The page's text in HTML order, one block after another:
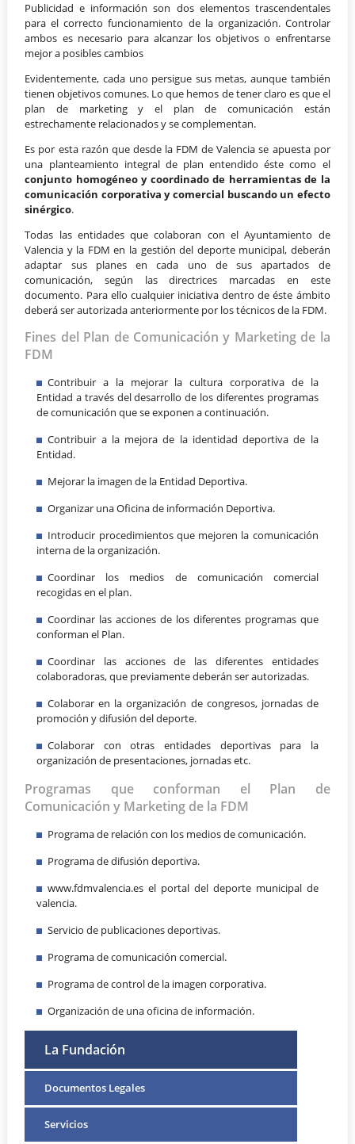
Publicidad e información son dos elementos trascendentales
para el correcto funcionamiento de la organización. Controlar
ambos es necesario para alcanzar los objetivos o enfrentarse
mejor a posibles cambios
Evidentemente, cada uno persigue sus metas, aunque también
tienen objetivos comunes. Lo que hemos de tener claro es que el
plan de marketing y el plan de comunicación están
estrechamente relacionados y se complementan.
Es por esta razón que desde la FDM de Valencia se apuesta por
una planteamiento integral de plan entendido éste como el
conjunto homogéneo y coordinado de herramientas de la
comunicación corporativa y comercial buscando un efecto
sinérgico.
Todas las entidades que colaboran con el Ayuntamiento de
Valencia y la FDM en la gestión del deporte municipal, deberán
adaptar sus planes en cada uno de sus apartados de
comunicación, según las directrices marcadas en este
documento. Para ello cualquier iniciativa dentro de éste ámbito
deberá ser autorizada anteriormente por los técnicos de la FDM.
Fines del Plan de Comunicación y Marketing de la
FDM
Contribuir a la mejorar la cultura corporativa de la
Entidad a través del desarrollo de los diferentes programas
de comunicación que se exponen a continuación.
Contribuir a la mejora de la identidad deportiva de la
Entidad.
Mejorar la imagen de la Entidad Deportiva.
Organizar una Oficina de información Deportiva.
Introducir procedimientos que mejoren la comunicación
interna de la organización.
Coordinar los medios de comunicación comercial
recogidas en el plan.
Coordinar las acciones de los diferentes programas que
conforman el Plan.
Coordinar las acciones de las diferentes entidades
colaboradoras, que previamente deberán ser autorizadas.
Colaborar en la organización de congresos, jornadas de
promoción y difusión del deporte.
Colaborar con otras entidades deportivas para la
organización de presentaciones, jornadas etc.
Programas que conforman el Plan de
Comunicación y Marketing de la FDM
Programa de relación con los medios de comunicación.
Programa de difusión deportiva.
www.fdmvalencia.es el portal del deporte municipal de
valencia.
Servicio de publicaciones deportivas.
Programa de comunicación comercial.
Programa de control de la imagen corporativa.
Organización de una oficina de información.
La Fundación
Documentos Legales
Servicios